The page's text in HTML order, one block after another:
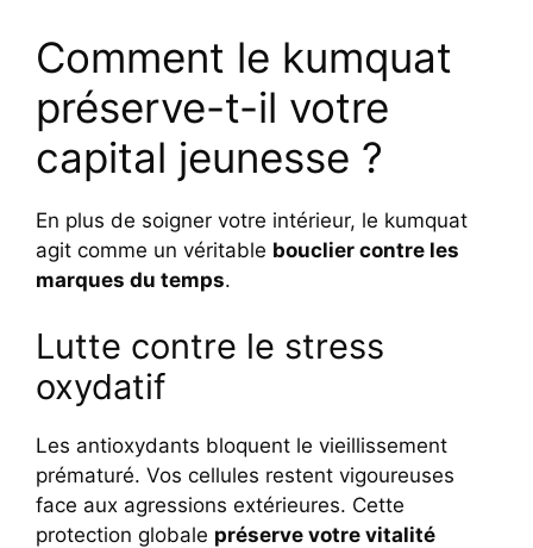
Comment le kumquat
préserve-t-il votre
capital jeunesse ?
En plus de soigner votre intérieur, le kumquat
agit comme un véritable bouclier contre les
marques du temps.
Lutte contre le stress
oxydatif
Les antioxydants bloquent le vieillissement
prématuré. Vos cellules restent vigoureuses
face aux agressions extérieures. Cette
protection globale préserve votre vitalité